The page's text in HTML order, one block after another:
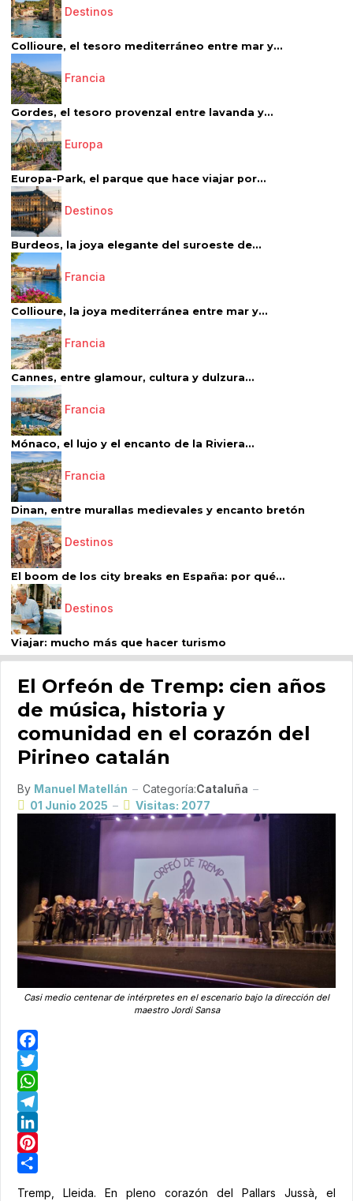
Destinos
Collioure, el tesoro mediterráneo entre mar y...
Francia
Gordes, el tesoro provenzal entre lavanda y...
Europa
Europa-Park, el parque que hace viajar por...
Destinos
Burdeos, la joya elegante del suroeste de...
Francia
Collioure, la joya mediterránea entre mar y...
Francia
Cannes, entre glamour, cultura y dulzura...
Francia
Mónaco, el lujo y el encanto de la Riviera...
Francia
Dinan, entre murallas medievales y encanto bretón
Destinos
El boom de los city breaks en España: por qué...
Destinos
Viajar: mucho más que hacer turismo
El Orfeón de Tremp: cien años
de música, historia y
comunidad en el corazón del
Pirineo catalán
By Manuel Matellán Categoría:Cataluña
01 Junio 2025
Visitas: 2077
Casi medio centenar de intérpretes en el escenario bajo la dirección del
maestro Jordi Sansa
Facebook
Twitter
WhatsApp
Telegram
LinkedIn
Pinterest
Tremp, Lleida. En pleno corazón del Pallars Jussà, el